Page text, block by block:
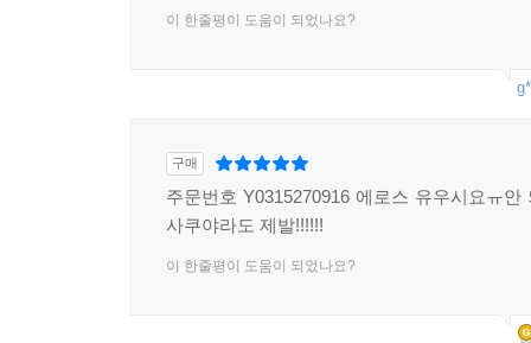
이 한줄평이 도움이 되었나요?
구매
주문번호 Y0315270916 에로스 유우시요ㅠ안
사쿠야라도 제발!!!!!!
이 한줄평이 도움이 되었나요?